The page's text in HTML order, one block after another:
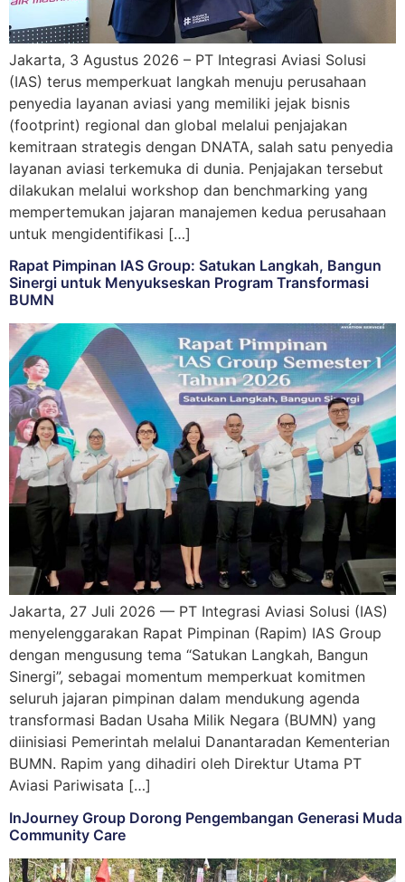
Jakarta, 3 Agustus 2026 – PT Integrasi Aviasi Solusi
(IAS) terus memperkuat langkah menuju perusahaan
penyedia layanan aviasi yang memiliki jejak bisnis
(footprint) regional dan global melalui penjajakan
kemitraan strategis dengan DNATA, salah satu penyedia
layanan aviasi terkemuka di dunia. Penjajakan tersebut
dilakukan melalui workshop dan benchmarking yang
mempertemukan jajaran manajemen kedua perusahaan
untuk mengidentifikasi […]
Rapat Pimpinan IAS Group: Satukan Langkah, Bangun
Sinergi untuk Menyukseskan Program Transformasi
BUMN
Jakarta, 27 Juli 2026 — PT Integrasi Aviasi Solusi (IAS)
menyelenggarakan Rapat Pimpinan (Rapim) IAS Group
dengan mengusung tema “Satukan Langkah, Bangun
Sinergi”, sebagai momentum memperkuat komitmen
seluruh jajaran pimpinan dalam mendukung agenda
transformasi Badan Usaha Milik Negara (BUMN) yang
diinisiasi Pemerintah melalui Danantaradan Kementerian
BUMN. Rapim yang dihadiri oleh Direktur Utama PT
Aviasi Pariwisata […]
InJourney Group Dorong Pengembangan Generasi
Community Care